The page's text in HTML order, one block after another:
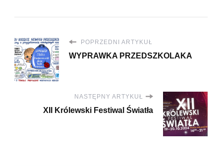
POPRZEDNI ARTYKUŁ
WYPRAWKA PRZEDSZKOLAKA
NASTĘPNY ARTYKUŁ
XII Królewski Festiwal Światła